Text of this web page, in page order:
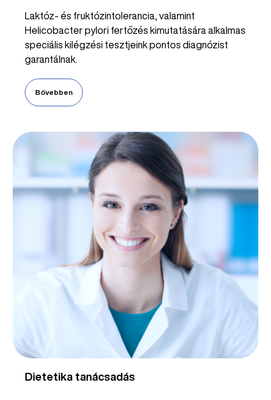
Laktóz- és fruktózintolerancia, valamint
Helicobacter pylori fertőzés kimutatására alkalmas
speciális kilégzési tesztjeink pontos diagnózist
garantálnak.
Bővebben
Dietetika tanácsadás